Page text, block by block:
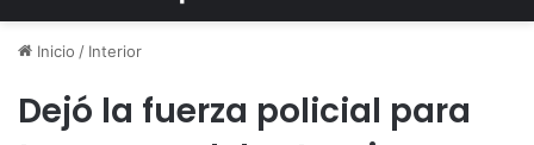
Inicio / Interior
Dejó la fuerza policial para